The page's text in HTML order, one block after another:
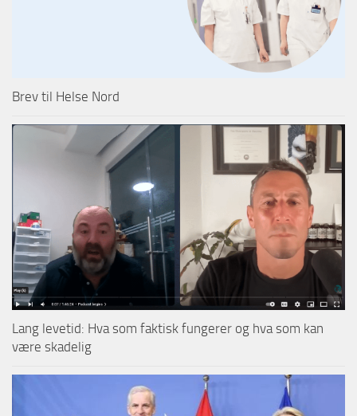
Brev til Helse Nord
Lang levetid: Hva som faktisk fungerer og hva som kan
være skadelig